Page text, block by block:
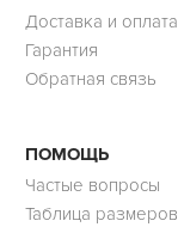
Доставка и оплата
Гарантия
Обратная связь
ПОМОЩЬ
Частые вопросы
Таблица размеров